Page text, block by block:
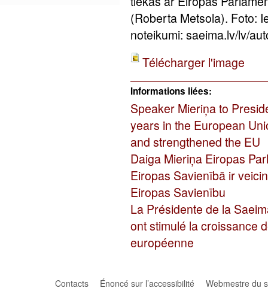
(Roberta Metsola). Foto:
noteikumi: saeima.lv/lv/
Télécharger l'image
Informations liées:
Speaker Mieriņa to
years in the European
and strengthened the EU
Daiga Mieriņa Eiropas
Eiropas Savienībā ir
Eiropas Savienību
La Présidente de la
ont stimulé la croissance
européenne
Contacts Énoncé sur l’accessibilité
Webmestre du